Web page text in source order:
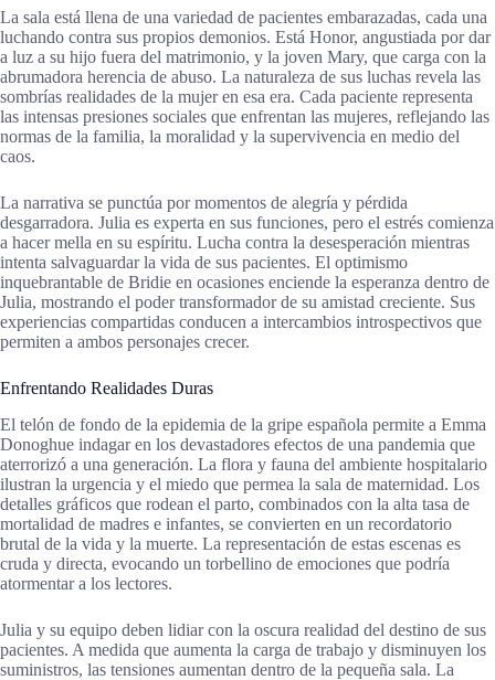
La sala está llena de una variedad de pacientes embarazadas, cada una
luchando contra sus propios demonios. Está Honor, angustiada por dar
a luz a su hijo fuera del matrimonio, y la joven Mary, que carga con la
abrumadora herencia de abuso. La naturaleza de sus luchas revela las
sombrías realidades de la mujer en esa era. Cada paciente representa
las intensas presiones sociales que enfrentan las mujeres, reflejando las
normas de la familia, la moralidad y la supervivencia en medio del
caos.
La narrativa se punctúa por momentos de alegría y pérdida
desgarradora. Julia es experta en sus funciones, pero el estrés comienza
a hacer mella en su espíritu. Lucha contra la desesperación mientras
intenta salvaguardar la vida de sus pacientes. El optimismo
inquebrantable de Bridie en ocasiones enciende la esperanza dentro de
Julia, mostrando el poder transformador de su amistad creciente. Sus
experiencias compartidas conducen a intercambios introspectivos que
permiten a ambos personajes crecer.
Enfrentando Realidades Duras
El telón de fondo de la epidemia de la gripe española permite a Emma
Donoghue indagar en los devastadores efectos de una pandemia que
aterrorizó a una generación. La flora y fauna del ambiente hospitalario
ilustran la urgencia y el miedo que permea la sala de maternidad. Los
detalles gráficos que rodean el parto, combinados con la alta tasa de
mortalidad de madres e infantes, se convierten en un recordatorio
brutal de la vida y la muerte. La representación de estas escenas es
cruda y directa, evocando un torbellino de emociones que podría
atormentar a los lectores.
Julia y su equipo deben lidiar con la oscura realidad del destino de sus
pacientes. A medida que aumenta la carga de trabajo y disminuyen los
suministros, las tensiones aumentan dentro de la pequeña sala. La